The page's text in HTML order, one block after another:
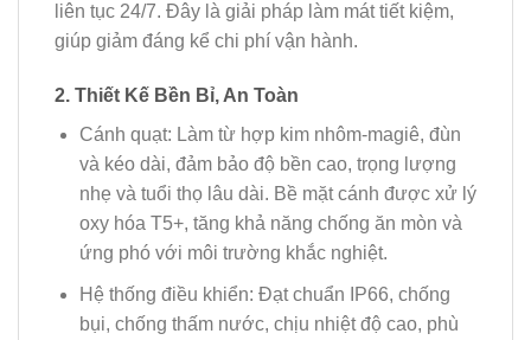
liên tục 24/7. Đây là giải pháp làm mát tiết kiệm,
giúp giảm đáng kể chi phí vận hành.
2. Thiết Kế Bền Bỉ, An Toàn
Cánh quạt: Làm từ hợp kim nhôm-magiê, đùn
và kéo dài, đảm bảo độ bền cao, trọng lượng
nhẹ và tuổi thọ lâu dài. Bề mặt cánh được xử lý
oxy hóa T5+, tăng khả năng chống ăn mòn và
ứng phó với môi trường khắc nghiệt.
Hệ thống điều khiển: Đạt chuẩn IP66, chống
bụi, chống thấm nước, chịu nhiệt độ cao, phù